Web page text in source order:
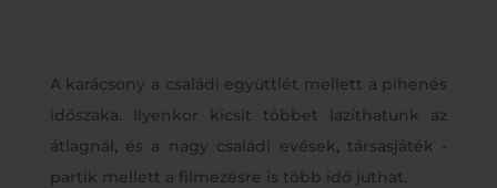
A karácsony a családi együttlét mellett a pihenés
időszaka. Ilyenkor kicsit többet lazíthatunk az
átlagnál, és a nagy családi evések, társasjáték -
partik mellett a filmezésre is több idő juthat.